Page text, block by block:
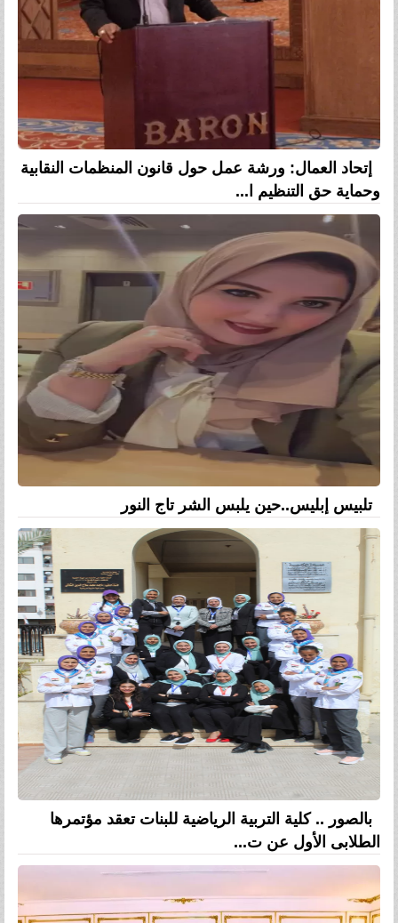
إتحاد العمال: ورشة عمل حول قانون المنظمات النقابية
وحماية حق التنظيم ا...
تلبيس إبليس..حين يلبس الشر تاج النور
بالصور .. كلية التربية الرياضية للبنات تعقد مؤتمرها
الطلابى الأول عن ت...